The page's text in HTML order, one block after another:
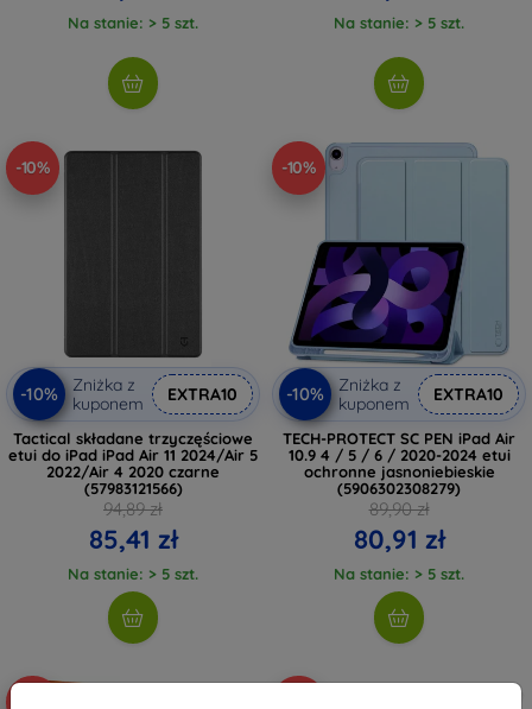
Na stanie: > 5 szt. Na stanie: > 5 szt.
-10%
-10%
Zniżka z
kuponem
EXTRA10
Tactical składane trzyczęściowe
etui do iPad iPad Air 11 2024/Air 5
2022/Air 4 2020 czarne
(57983121566)
94,89 zł
85,41 zł
Na stanie: > 5 szt.
-10%
-10%
Zniżka z
kuponem
EXTRA10
TECH-PROTECT SC PEN iPad Air
10.9 4 / 5 / 6 / 2020-2024 etui
ochronne jasnoniebieskie
(5906302308279)
89,90 zł
80,91 zł
Na stanie: > 5 szt.